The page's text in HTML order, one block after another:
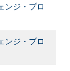
ンジ・プロ
ンジ・プロ